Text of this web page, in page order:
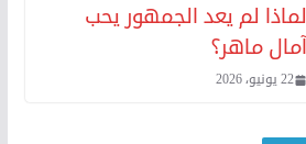
لماذا لم يعد الجمهور يحب
آمال ماهر؟
22 يونيو، 2026